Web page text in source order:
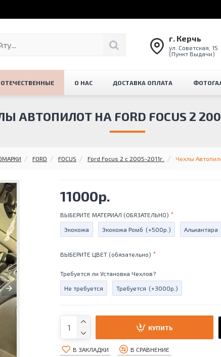
г. Керчь
ул. Советская, 15
(Пункт Выдачи)
ОТЕЧЕСТВЕННЫЕ О НАС ДОСТАВКА ОПЛАТА
FORD FOCUS Ford Focus 2 с 2005-2011г. Чехлы
АВТОПИЛОТ НА FORD FOCUS 2
11000р.
ВЫБЕРИТЕ МАТЕРИАЛ (ОБЯЗАТЕЛЬНО)
Экокожа Экокожа Ромб (+500р.) Алькантара
ВЫБЕРИТЕ ЦВЕТ (обязательно)
Требуется ли Установка Чехлов?
Не требуется Требуется (+3000р.)
КУПИТЬ
В ЗАКЛАДКИ В СРАВНЕНИЕ